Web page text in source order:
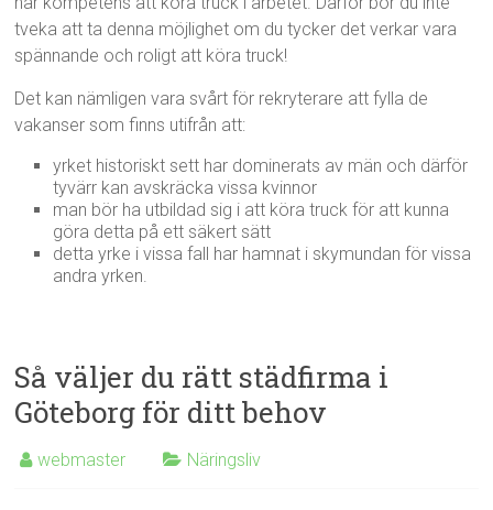
tveka att ta denna möjlighet om du tycker det verkar vara
spännande och roligt att köra truck!
Det kan nämligen vara svårt för rekryterare att fylla de
vakanser som finns utifrån att:
yrket historiskt sett har dominerats av män och därför
tyvärr kan avskräcka vissa kvinnor
man bör ha utbildad sig i att köra truck för att kunna
göra detta på ett säkert sätt
detta yrke i vissa fall har hamnat i skymundan för vissa
andra yrken.
Så väljer du rätt städfirma i
Göteborg för ditt behov
webmaster Näringsliv